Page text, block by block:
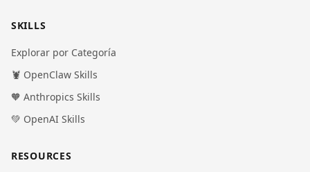
SKILLS
Explorar por Categoría
🦞 OpenClaw Skills
🧡 Anthropics Skills
💚 OpenAI Skills
RESOURCES